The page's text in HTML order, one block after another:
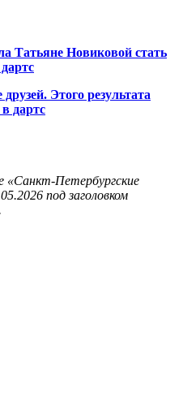
Татьяне Новиковой стать
Этого результата
дартс
«Санкт-Петербургские
под заголовком